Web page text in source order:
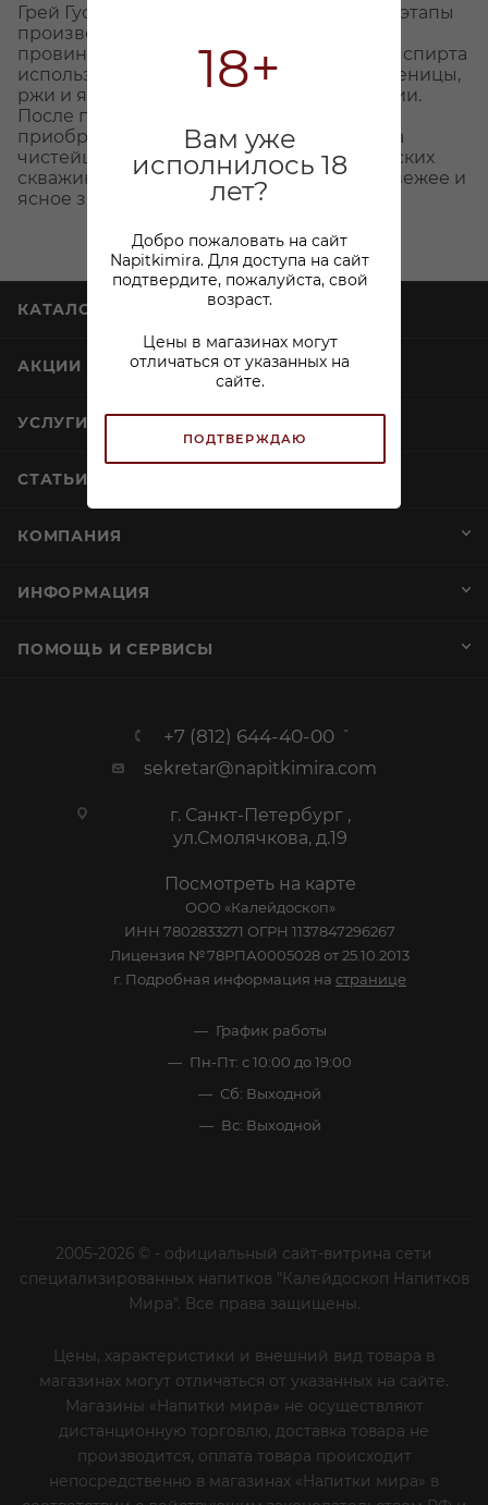
18+
Вам уже
исполнилось 18
лет?
Добро пожаловать на сайт
Napitkimira. Для доступа на сайт
подтвердите, пожалуйста, свой
возраст.
Цены в магазинах могут
отличаться от указанных на
сайте.
ПОДТВЕРЖДАЮ
Грей Гус - высококачественная водка, все этапы
производства которой осуществляются в
провинции Коньяк, где для производства спирта
используются только отборные сорта пшеницы,
ржи и ячменя из лучших районов Франции.
После пятикратной дистилляции спирт
приобретает исключительную мягкость, а
чистейшая ледниковая вода из артезианских
скважин французских Альп придает ей свежее и
ясное звучание.
КАТАЛОГ
АКЦИИ
УСЛУГИ
СТАТЬИ
КОМПАНИЯ
ИНФОРМАЦИЯ
ПОМОЩЬ И СЕРВИСЫ
+7 (812) 644-40-00
sekretar@napitkimira.com
г. Санкт-Петербург ,
ул.Смолячкова, д.19
Посмотреть на карте
ООО «Калейдоскоп»
ИНН 7802833271 ОГРН 1137847296267
Лицензия №78РПА0005028 от 25.10.2013
г. Подробная информация на странице
График работы
Пн-Пт: с 10:00 до 19:00
Сб: Выходной
Вс: Выходной
2005-2026 © - официальный сайт-витрина сети
специализированных напитков "Калейдоскоп Напитков
Мира". Все права защищены.
Цены, характеристики и внешний вид товара в
магазинах могут отличаться от указанных на сайте.
Магазины «Напитки мира» не осуществляют
дистанционную торговлю, доставка товара не
производится, оплата товара происходит
непосредственно в магазинах «Напитки мира» в